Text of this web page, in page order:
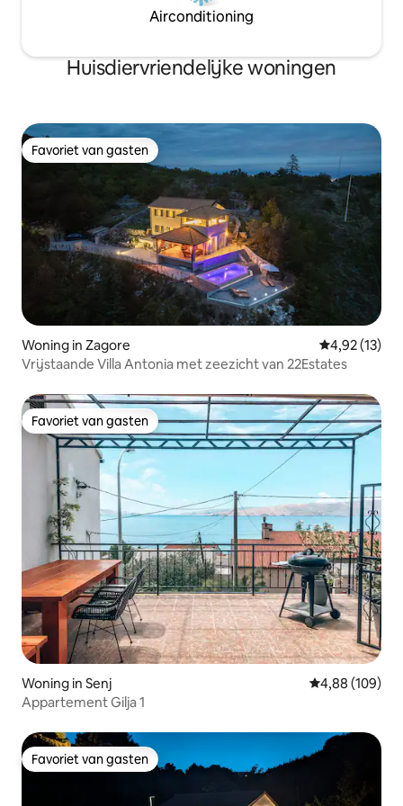
Airconditioning
Huisdiervriendelijke woningen
Favoriet van gasten
Favoriet van gasten
Woning in Zagore Gemiddelde
4,92 (13)
Vrijstaande Villa Antonia met zeezicht van 22Estates
Favoriet van gasten
Favoriet van gasten
Woning in Senj Gemiddelde
4,88 (109)
Appartement Gilja 1
Favoriet van gasten
Favoriet van gasten